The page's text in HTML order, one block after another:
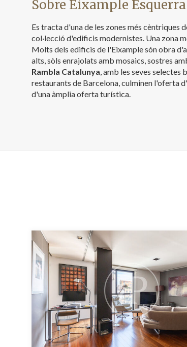
Sobre Eixample Esquerra
Es tracta d'una de les zones més cèntriques
col·lecció d'edificis modernistes. Una zona
Molts dels edificis de l'Eixample són obra
alts, sòls enrajolats amb mosaics, sostres
Rambla Catalunya , amb les seves
restaurants de Barcelona, culminen l'oferta
d'una àmplia oferta turística.